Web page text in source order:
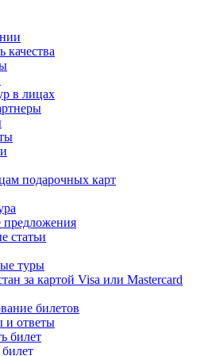
качества
в лицах
подарочных карт
предложения
статьи
туры
за картой Visa или Masterсard
билетов
и ответы
билет